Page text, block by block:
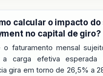
calcular o impacto
no capital de giro?
o faturamento mensal
a carga efetiva esperada
gira em torno de 26,5% a